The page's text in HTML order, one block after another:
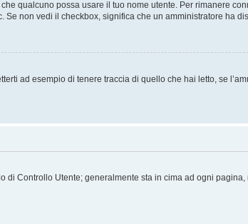
qualcuno possa usare il tuo nome utente. Per rimanere
non vedi il checkbox, significa che un amministratore ha
ad esempio di tenere traccia di quello che hai letto, se
Controllo Utente; generalmente sta in cima ad ogni